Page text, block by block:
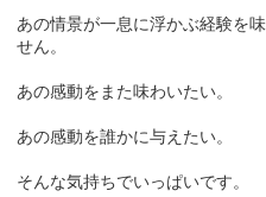
あの情景が一息に浮かぶ経験を
せん。
あの感動をまた味わいたい。
あの感動を誰かに与えたい。
そんな気持ちでいっぱいです。